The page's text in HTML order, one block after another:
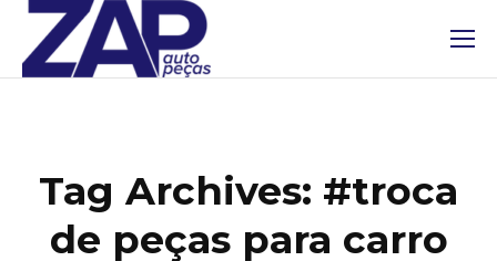
Tag Archives: #troca
de peças para carro